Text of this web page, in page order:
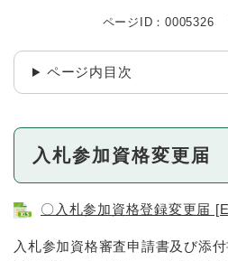
ページID：0005326
ページ内目次
入札参加資格変更届
〇入札参加資格登録変更届
入札参加資格審査申請書及び添